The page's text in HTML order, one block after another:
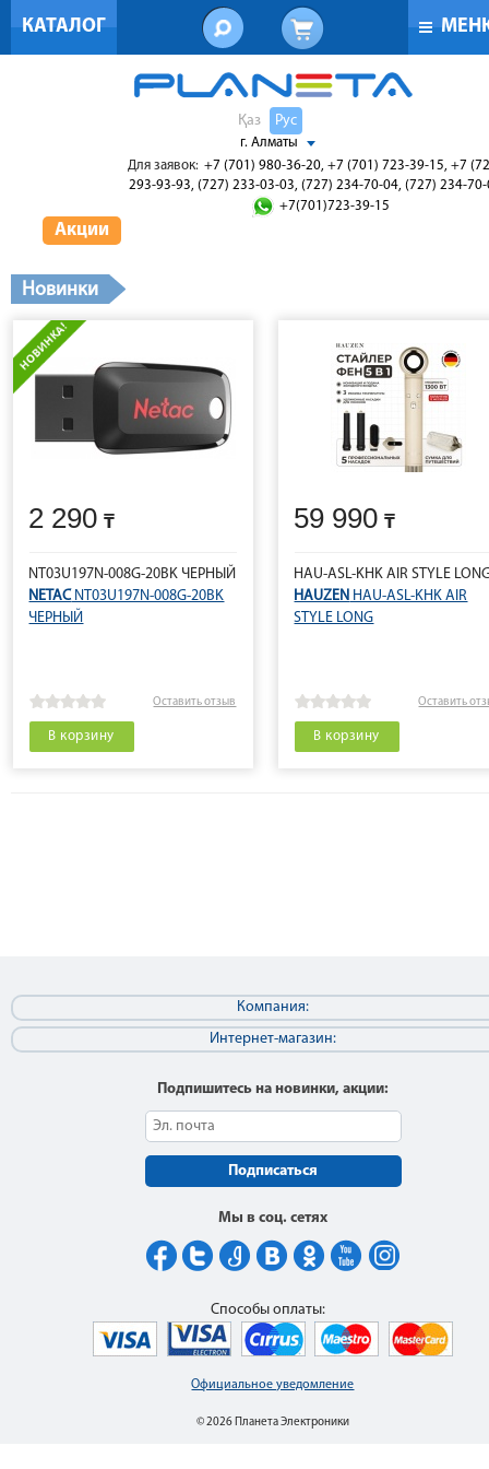
КАТАЛОГ
Қаз Рус
г. Алматы
Для заявок: +7 (701) 980-36-20, +7 (701) 723-39-15, +7
293-93-93, (727) 233-03-03, (727) 234-70-04, (727) 234-
+7(701)723-39-15
Акции
Новинки
2 290
NT03U197N-008G-20BK ЧЕРНЫЙ
NETACNT03U197N-008G-20BK
ЧЕРНЫЙ
Оставить отзыв
В корзину
59 990
HAU-ASL-KHK AIR STYLE
HAUZEN HAU-ASL-KHK AIR
STYLE LONG
Оставить
В корзину
Компания:
Интернет-магазин:
Подпишитесь на новинки, акции:
Подписаться
Мы в соц. сетях
Официальное уведомление
© 2026 Планета Электроники
Способы оплаты: